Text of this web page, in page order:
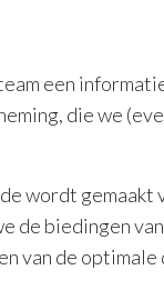
een
die we
wordt gemaakt
de biedingen
van de optimale